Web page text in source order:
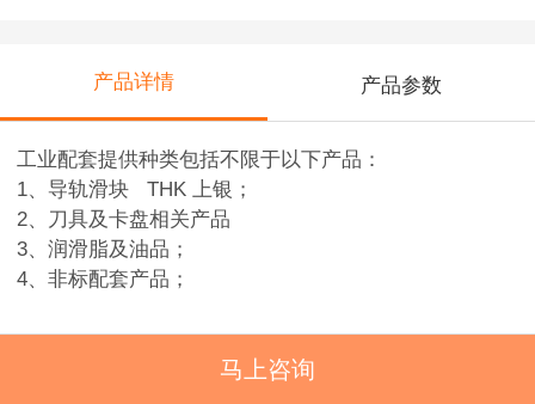
产品详情 产品参数
工业配套提供种类包括不限于以下产品：
1、导轨滑块 THK 上银；
2、刀具及卡盘相关产品
3、润滑脂及油品；
4、非标配套产品；
马上咨询